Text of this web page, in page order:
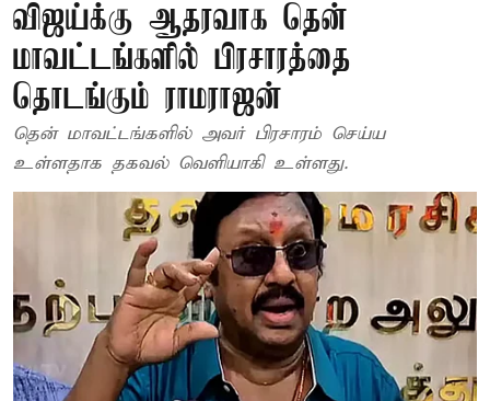
விஜய்க்கு ஆதரவாக தென்
மாவட்டங்களில் பிரசாரத்தை
தொடங்கும் ராமராஜன்
தென் மாவட்டங்களில் அவர் பிரசாரம் செய்ய
உள்ளதாக தகவல் வெளியாகி உள்ளது.